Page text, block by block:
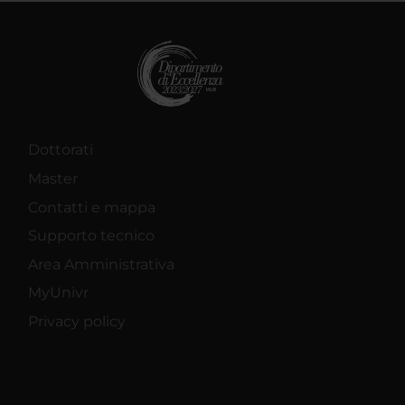
Dottorati
Master
Contatti e mappa
Supporto tecnico
Area Amministrativa
MyUnivr
Privacy policy